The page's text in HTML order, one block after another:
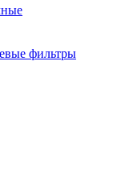
фильтры